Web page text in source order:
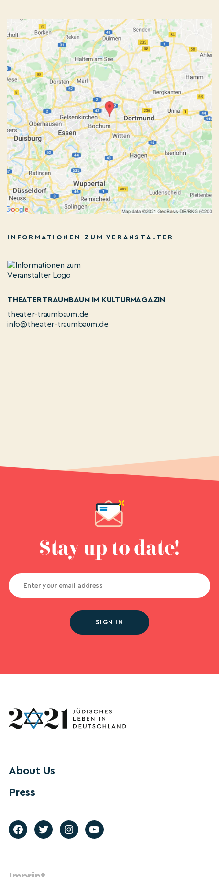
INFORMATIONEN ZUM VERANSTALTER
THEATER TRAUMBAUM IM KULTURMAGAZIN
theater-traumbaum.de
info@theater-traumbaum.de
Stay up to date!
SIGN IN
About Us
Press